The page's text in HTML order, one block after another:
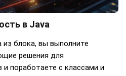
в Java
блока, вы выполните
решения для
поработаете с классами и